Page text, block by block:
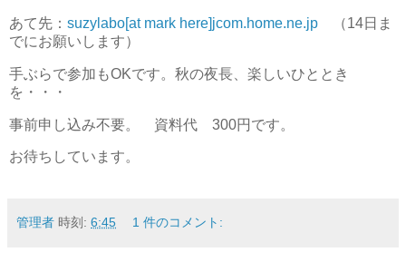
あて先： suzylabo[at mark here]jcom.home.ne.jp （14日ま
でにお願いします）
手ぶらで参加もOKです。秋の夜長、楽しいひととき
を・・・
事前申し込み不要。 資料代 300円です。
お待ちしています。
管理者 時刻: 6:45 1 件のコメント: